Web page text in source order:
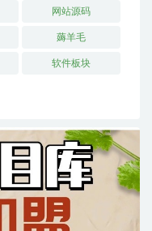
网站源码
薅羊毛
软件板块